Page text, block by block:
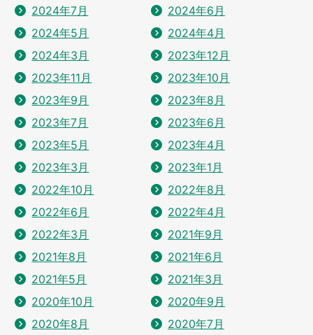
2024年7月
2024年6月
2024年5月
2024年4月
2024年3月
2023年12月
2023年11月
2023年10月
2023年9月
2023年8月
2023年7月
2023年6月
2023年5月
2023年4月
2023年3月
2023年1月
2022年10月
2022年8月
2022年6月
2022年4月
2022年3月
2021年9月
2021年8月
2021年6月
2021年5月
2021年3月
2020年10月
2020年9月
2020年8月
2020年7月